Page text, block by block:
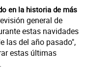
en la historia de más
general de
estas navidades
las del año pasado",
estas últimas